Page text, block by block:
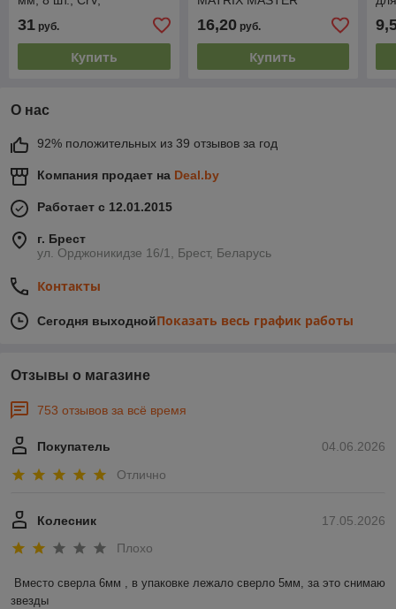
MATRIX
31 руб.
Купить
16,20руб.
Купить
О нас
92% положительных из 39 отзывов за год
Компания продает на Deal.by
Работает с 12.01.2015
г. Брест
ул. Орджоникидзе 16/1, Брест, Беларусь
Контакты
Сегодня выходнойПоказать весь график работы
Отзывы о магазине
753 отзывов за всё время
04.06.2026
Покупатель
Отлично
17.05.2026
Колесник
Плохо
Вместо сверла 6мм , в упаковке лежало сверло 5мм, за это снимаю
звезды